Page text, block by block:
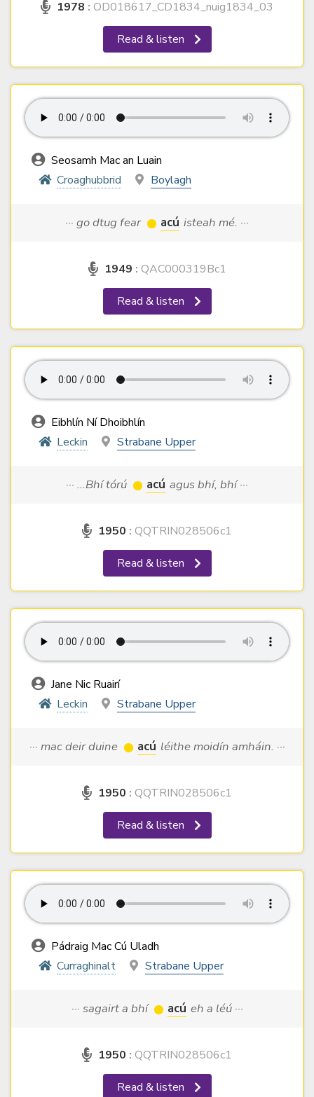
1978 : OD018617_CD1834_nuig1834_03
Read & listen
Seosamh Mac an Luain
Croaghubbrid
Boylagh
··· go dtug fear acú isteah mé. ···
1949 : QAC000319Bc1
Read & listen
Eibhlín Ní Dhoibhlín
Leckin
Strabane Upper
··· ...Bhí tórú acú agus bhí, bhí ···
1950 : QQTRIN028506c1
Read & listen
Jane Nic Ruairí
Leckin
Strabane Upper
··· mac deir duine acú léithe moidín amháin. ···
1950 : QQTRIN028506c1
Read & listen
Pádraig Mac Cú Uladh
Curraghinalt
Strabane Upper
··· sagairt a bhí acú eh a léú ···
1950 : QQTRIN028506c1
Read & listen